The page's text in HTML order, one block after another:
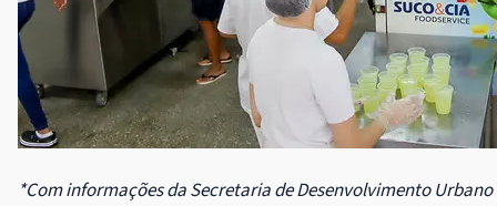
*Com informações da Secretaria de Desenvolvimento